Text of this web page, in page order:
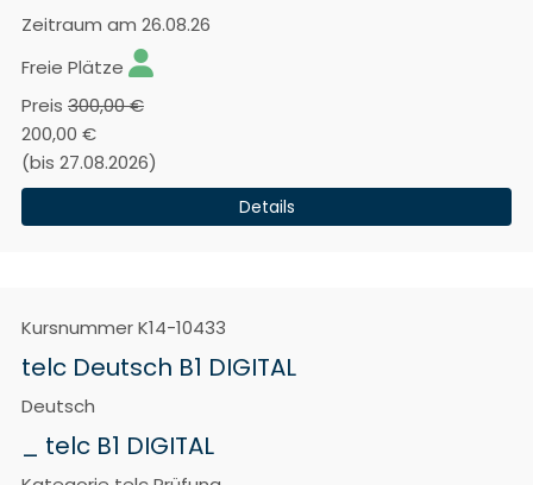
Zeitraum am 26.08.26
Freie Plätze
Preis 300,00 €
200,00 €
(bis 27.08.2026)
Details
KursnummerK14-10433
telc Deutsch B1 DIGITAL
Deutsch
_ telc B1 DIGITAL